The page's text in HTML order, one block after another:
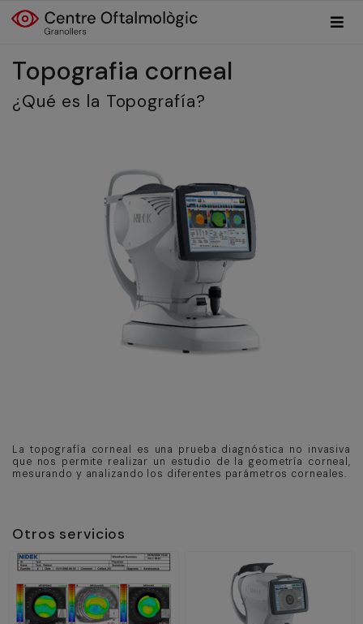
Topografia corneal
¿Qué es la Topografía?
La topografía corneal es una prueba diagnóstica no invasiva
que nos permite realizar un estudio de la geometría corneal,
mesurando y analizando los diferentes parámetros corneales.
Otros servicios